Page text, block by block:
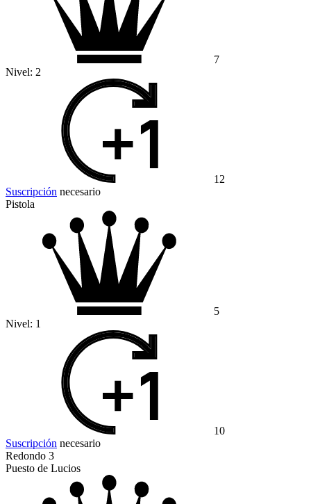
7
Nivel: 2
12
Suscripción necesario
Pistola
5
Nivel: 1
10
Suscripción necesario
Redondo 3
Puesto de Lucios